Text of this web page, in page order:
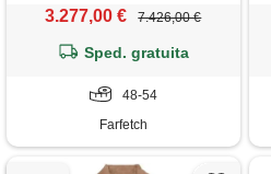
3.277,00 € 7.426,00 €
Sped. gratuita
48-54
Farfetch